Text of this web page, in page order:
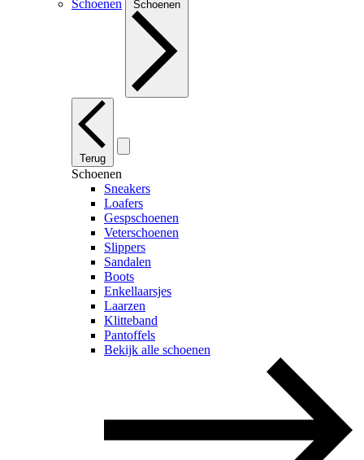
Schoenen
Schoenen
Terug
Schoenen
Sneakers
Loafers
Gespschoenen
Veterschoenen
Slippers
Sandalen
Boots
Enkellaarsjes
Laarzen
Klitteband
Pantoffels
Bekijk alle schoenen